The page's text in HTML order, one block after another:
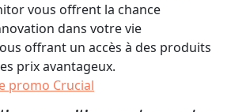
vous offrent la chance
dans votre vie
offrant un accès à des produits
prix avantageux.
promo Crucial